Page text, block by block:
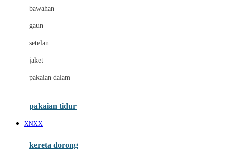
Drew
E
bawahan
gaun
setelan
jaket
pakaian dalam
pakaian tidur
XNXX
kereta dorong